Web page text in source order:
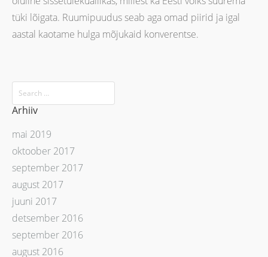
tüki lõigata. Ruumipuudus seab aga omad piirid ja igal
aastal kaotame hulga mõjukaid konverentse.
Arhiiv
mai 2019
oktoober 2017
september 2017
august 2017
juuni 2017
detsember 2016
september 2016
august 2016